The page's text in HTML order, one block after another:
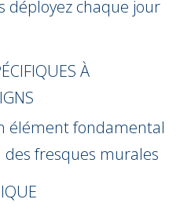
déployez chaque jour
À
élément fondamental
fresques murales